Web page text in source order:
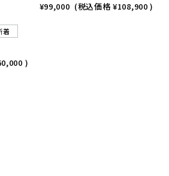
着
)
¥99,000 (税込価格¥108,900 )